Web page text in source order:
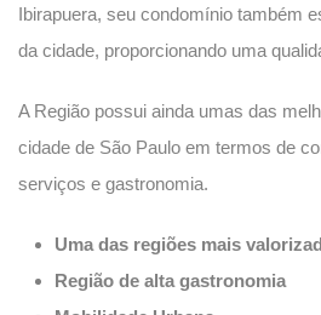
Ibirapuera, seu condomínio também
da cidade, proporcionando uma
A Região possui ainda umas das
cidade de São Paulo em termos de
serviços e gastronomia.
Uma das regiões mais
Região de alta gastronomia